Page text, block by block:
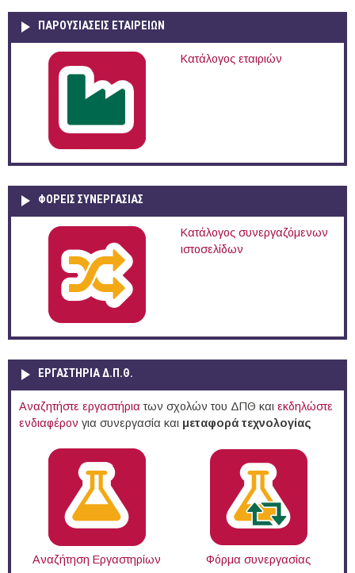
ΠΑΡΟΥΣΙΆΣΕΙΣ ΕΤΑΙΡΕΙΏΝ
Κατάλογος εταιριών
ΦΟΡΕΙΣ ΣΥΝΕΡΓΑΣΙΑΣ
Κατάλογος συνεργαζόμενων
ιστοσελίδων
ΕΡΓΑΣΤΗΡΙΑ Δ.Π.Θ.
Αναζητήστε εργαστήρια των σχολών του ΔΠΘ και εκδηλώστε
ενδιαφέρον για συνεργασία και μεταφορά τεχνολογίας
Αναζήτηση Εργαστηρίων Φόρμα συνεργασίας